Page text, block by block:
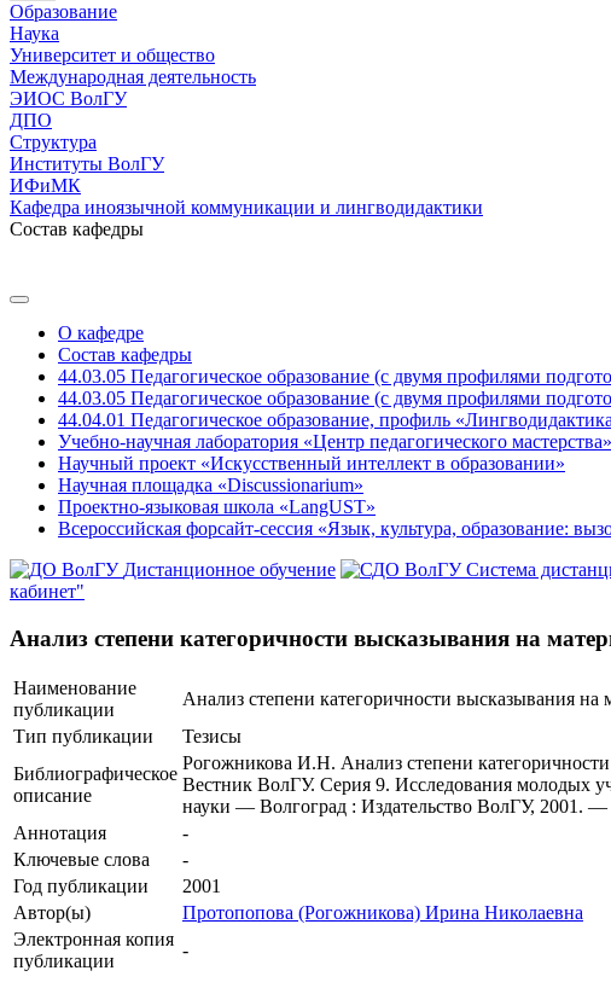
Образование
Наука
Университет и общество
Международная деятельность
ЭИОС ВолГУ
ДПО
Структура
Институты ВолГУ
ИФиМК
Кафедра иноязычной коммуникации и лингводидактики
Состав кафедры
О кафедре
Состав кафедры
44.03.05 Педагогическое образование (с двумя профилями
44.03.05 Педагогическое образование (с двумя профилями
44.04.01 Педагогическое образование, профиль
Учебно-научная лаборатория «Центр педагогического мастерства»
Научный проект «Искусственный интеллект в образовании»
Научная площадка «Discussionarium»
Проектно-языковая школа «LangUST»
Всероссийская форсайт-сессия «Язык, культура, образование:
Дистанционное обучение
Система
кабинет"
Анализ степени категоричности высказывания на
Наименование
публикации
Анализ степени категоричности высказывания на
Тип публикации
Тезисы
Библиографическое
описание
Рогожникова И.Н. Анализ степени
Вестник ВолГУ. Серия 9. Исследования молодых
науки — Волгоград : Издательство ВолГУ, 2001.
Аннотация
-
Ключевые cлова
-
Год публикации
2001
Автор(ы)
Протопопова (Рогожникова) Ирина Николаевна
Электронная копия
публикации
-